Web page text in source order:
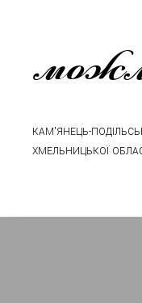
КАМ'ЯНЕЦЬ-
ХМЕЛЬНИЦЬКОЇ